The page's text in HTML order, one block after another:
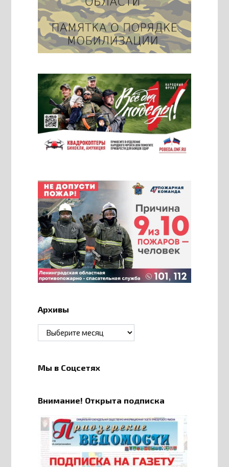
Архивы
Архивы
Мы в Соцсетях
Внимание! Открыта подписка